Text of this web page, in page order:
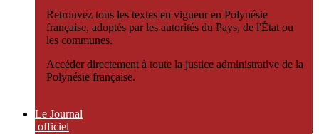
Retrouvez tous les textes en vigueur en Polynésie
française, adoptés par les autorités du Pays, de l'État ou
les communes.
Accéder directement à toute la justice administrative de la
Polynésie française.
Le Journal
officiel